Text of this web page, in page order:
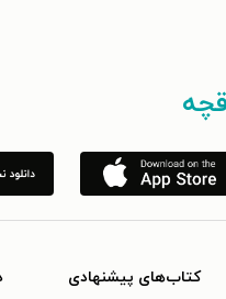
کتاب‌های پیشنهادی